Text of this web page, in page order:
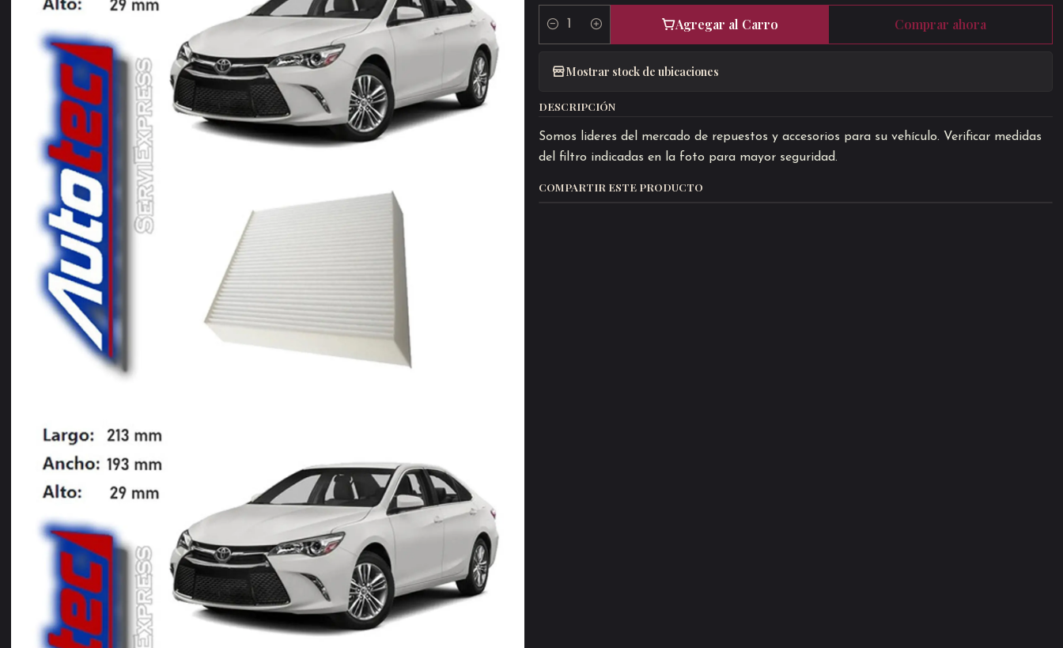
Cantidad
Agregar al Carro Comprar ahora
Mostrar stock de ubicaciones
DESCRIPCIÓN
Somos lideres del mercado de repuestos y accesorios para su vehículo. Verificar medidas
del filtro indicadas en la foto para mayor seguridad.
COMPARTIR ESTE PRODUCTO